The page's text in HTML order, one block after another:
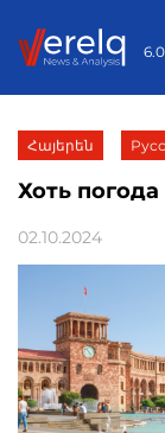
Հայերեն
Хоть
02.10.2024